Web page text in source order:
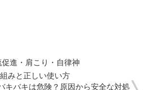
みと正しい使い方
キバキは危険？原因から安全な対処